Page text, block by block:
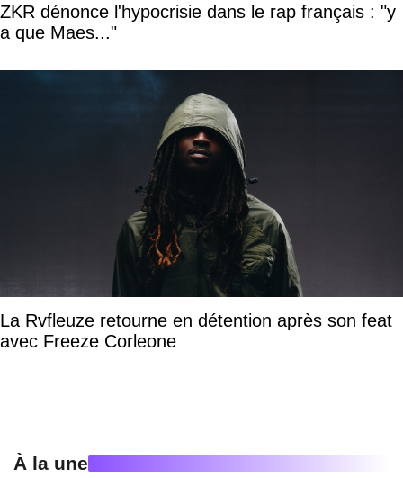
ZKR dénonce l'hypocrisie dans le rap français : "y
a que Maes..."
La Rvfleuze retourne en détention après son feat
avec Freeze Corleone
À la une